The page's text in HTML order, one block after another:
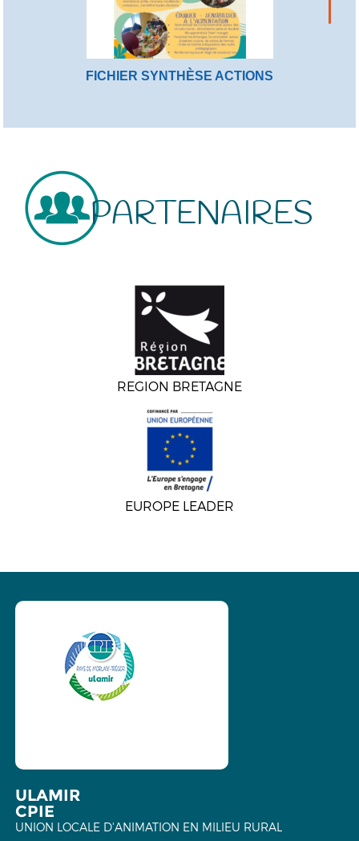
FICHIER SYNTHÈSE ACTIONS
PARTENAIRES
REGION BRETAGNE
EUROPE LEADER
ULAMIR
CPIE
UNION LOCALE D'ANIMATION EN MILIEU RURAL